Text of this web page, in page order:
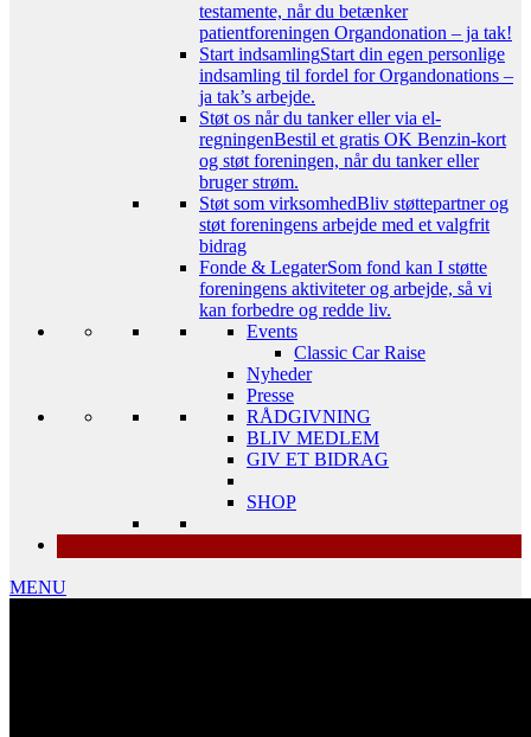
testamente, når du betænker
patientforeningen Organdonation – ja tak!
Start indsamlingStart din egen personlige
indsamling til fordel for Organdonations –
ja tak’s arbejde.
Støt os når du tanker eller via el-
regningenBestil et gratis OK Benzin-kort
og støt foreningen, når du tanker eller
bruger strøm.
Støt som virksomhedBliv støttepartner og
støt foreningens arbejde med et valgfrit
bidrag
Fonde & LegaterSom fond kan I støtte
foreningens aktiviteter og arbejde, så vi
kan forbedre og redde liv.
Events
Classic Car Raise
Nyheder
Presse
RÅDGIVNING
BLIV MEDLEM
GIV ET BIDRAG
SHOP
MENU